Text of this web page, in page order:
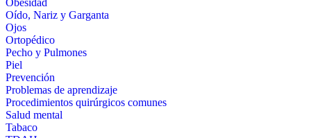
Obesidad
Oído, Nariz y Garganta
Ojos
Ortopédico
Pecho y Pulmones
Piel
Prevención
Problemas de aprendizaje
Procedimientos quirúrgicos comunes
Salud mental
Tabaco